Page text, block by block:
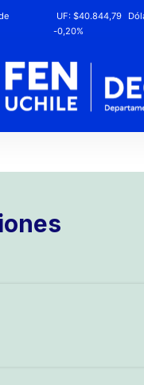
UF:$40.844,79
-0,20%